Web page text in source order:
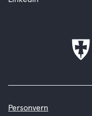
Personvern